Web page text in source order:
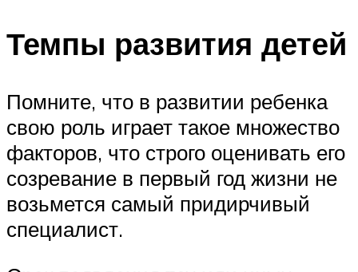
Темпы развития детей
Помните, что в развитии ребенка
свою роль играет такое множество
факторов, что строго оценивать его
созревание в первый год жизни не
возьмется самый придирчивый
специалист.